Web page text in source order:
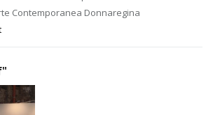
Contemporanea Donnaregina